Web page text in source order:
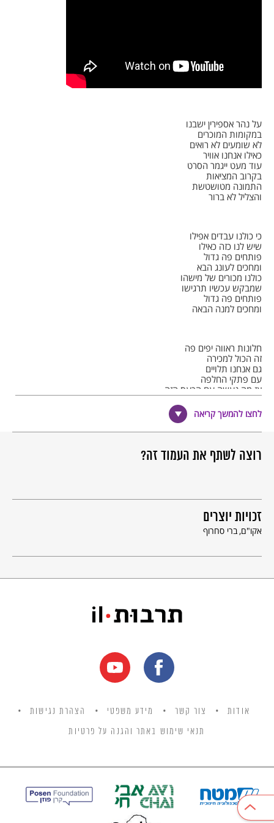
על נהר אספירין ישבנו
במקומות המוכרים
לא שומעים לא רואים
כאילו אנחנו אוויר
עוד מעט ייגמר הסרט
בקרוב המציאות
התמונה מטושטשת
והצליל לא ברור
כי כולנו עבדים אפילו
שיש לנו כזה כאילו
פותחים פה גדול
ומחכים לעונג הבא
כולנו מכורים של מישהו
שמבקש עכשיו תרגישו
פותחים פה גדול
ומחכים למנה הבאה
חלונות ראווה יפים פה
זה הכול למכירה
גם אנחנו תלויים
עם פתקי החלפה
אז מה נעשה עם הכעס הזה
כולם רוצים להיות חופשיים
אבל ממה אלוהים ממה
כולנו עבדים אפילו…
© כל הזכויות שמורות למחבר ולאקו"ם
לחצו להמשך קריאה
רוצה לשתף את העמוד זה?
זכויות יוצרים
אקו"ם ברי סחרוף
אודות צור קשר מידע משפטי הצהרת נגישות
תנאי שימוש באתר והגנה על פרטיות